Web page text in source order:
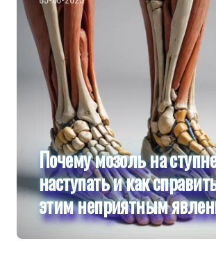
Почему мозоль на
наступать и как
этим неприятным